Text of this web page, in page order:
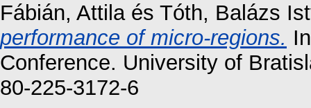
Fábián, Attilaés Tóth, Balázs
performance of micro-regions.
Conference. University of
80-225-3172-6